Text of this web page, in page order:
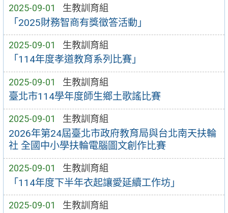
2025-09-01 生教訓育組
「2025財務智商有獎徵答活動」
2025-09-01 生教訓育組
「114年度孝道教育系列比賽」
2025-09-01 生教訓育組
臺北市114學年度師生鄉土歌謠比賽
2025-09-01 生教訓育組
2026年第24屆臺北市政府教育局與台北南天扶輪
社 全國中小學扶輪電腦圖文創作比賽
2025-09-01 生教訓育組
「114年度下半年衣起讓愛延續工作坊」
2025-09-01 生教訓育組